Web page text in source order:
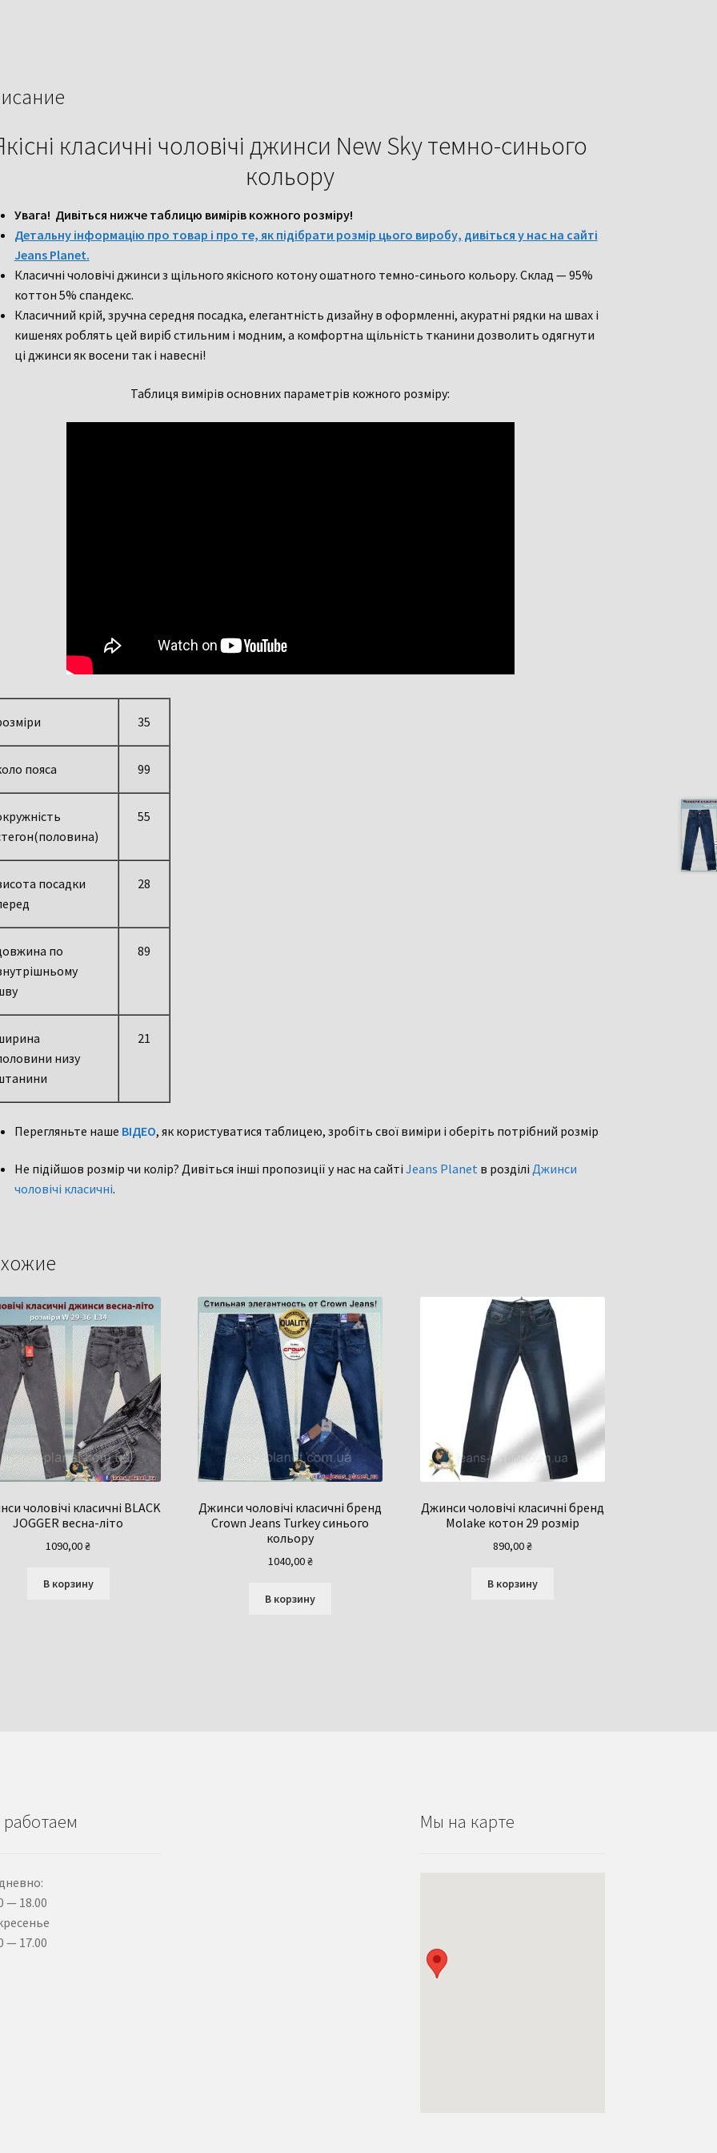
класичні чоловічі джинси New Sky темно-синього
кольору
Увага! Дивіться нижче таблицю вимірів кожного розміру!
Детальну інформацію про товар і про те, як підібрати розмір цього виробу, дивіться у нас на сайті
Jeans Planet.
Класичні чоловічі джинси з щільного якісного котону ошатного темно-синього кольору. Склад — 95%
коттон 5% спандекс.
Класичний крій, зручна середня посадка, елегантність дизайну в оформленні, акуратні рядки на швах і
кишенях роблять цей виріб стильним і модним, а комфортна щільність тканини дозволить одягнути
ці джинси як восени так і навесні!
Таблиця вимірів основних параметрів кожного розміру:
35
пояса 99
55
посадки
28
по
89
низу
21
Перегляньте наше ВІДЕО, як користуватися таблицею, зробіть свої виміри і оберіть потрібний розмір
Не підійшов розмір чи колір? Дивіться інші пропозиції у нас на сайті Jeans Planet в розділі Джинси
чоловічі класичні.
чоловічі класичні BLACK
JOGGER весна-літо
1090,00₴
В корзину
Джинси чоловічі класичні бренд
Crown Jeans Turkey синього
кольору
1040,00₴
В корзину
Джинси чоловічі класичні бренд
Molake котон 29 розмір
890,00₴
В корзину
— 18.00
— 17.00
Мы на карте